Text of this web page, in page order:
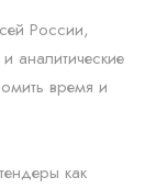
России,
аналитические
время и
как